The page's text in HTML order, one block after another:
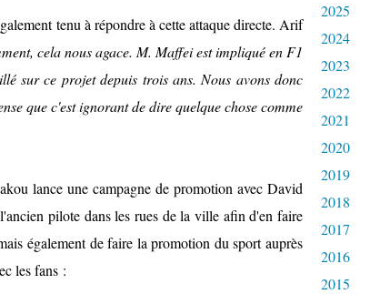
tenu à répondre à cette attaque directe. Arif
cela nous agace. M. Maffei est impliqué en F1
sur ce projet depuis trois ans. Nous avons donc
que c'est ignorant de dire quelque chose comme
lance une campagne de promotion avec David
pilote dans les rues de la ville afin d'en faire
également de faire la promotion du sport auprès
les fans :
2025
2024
2023
2022
2021
2020
2019
2018
2017
2016
2015